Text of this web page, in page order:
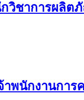
วิชาการผลิต
าพนักงานกา